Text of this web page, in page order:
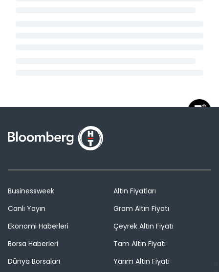
Businessweek
Canlı Yayın
Ekonomi Haberleri
Borsa Haberleri
Dünya Borsaları
Altın Fiyatları
Gram Altın Fiyatı
Çeyrek Altın Fiyatı
Tam Altın Fiyatı
Yarım Altın Fiyatı